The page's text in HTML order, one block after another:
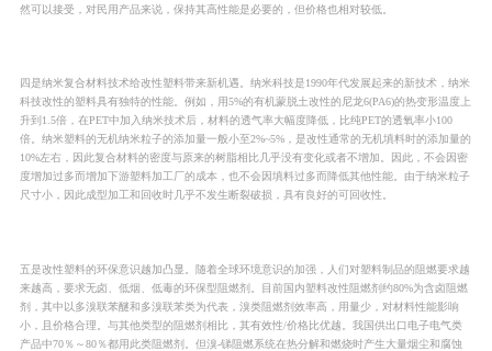
然可以接受，对民用产品来说，保持其高性能是必要的，但价格也相对较低。
四是纳米复合材料技术给改性塑料带来新机遇。纳米科技是1990年代发展起来的新技术，纳米
科技改性的塑料具有独特的性能。例如，用5%的有机蒙脱土改性的尼龙6(PA6)的热变形温度上
升到1.5倍，在PET中加入纳米技术后，材料的透气率大幅度降低，比纯PET的透氧率小100
倍。纳米塑料的无机纳米粒子的添加量一般小至2%~5%，是改性通常的无机填料时的添加量的
10%左右，因此复合材料的密度与原来的树脂相比几乎没有变化或者不增加。因此，不会因密
度增加过多而增加下游塑料加工厂的成本，也不会因填料过多而降低其他性能。由于纳米粒子
尺寸小，因此成型加工和回收时几乎不发生断裂破损，具有良好的可回收性。
五是改性塑料的环保意识越加凸显。随着全球环境意识的加强，人们对塑料制品的阻燃要求越
来越高，要求无卤、低烟、低毒的环保型阻燃剂。目前国内塑料改性阻燃剂约80%为含卤阻燃
剂，其中以多溴联苯醚和多溴联苯类为代表，溴类阻燃剂效率高，用量少，对材料性能影响
小，且价格合理。与其他类型的阻燃剂相比，其有效性/价格比优越。我国供出口电子电气类
产品中70％～80％都用此类阻燃剂。但溴-锑阻燃系统在热分解和燃烧时产生大量烟尘和腐蚀